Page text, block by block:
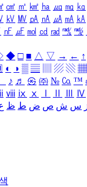
㎠ ㎡ ㎢ ㏊ ㎍ ㎎ ㎏
㎸ ㎹ ㎀ ㎁ ㎂ ㎃ ㎄
㎋ ㎌ ㏖ ㏅ ㎭ ㎮ ㎯
◆ □ ■ △ ▽ → ← ↑
◐ ◑ ▒ ▤ ▨ ▧ ▦
♪ ♬ ㉿ ㈜ № ㏇ ™
ⅷ ⅸ ⅹ Ⅳ
س ش ص ض ط ظ